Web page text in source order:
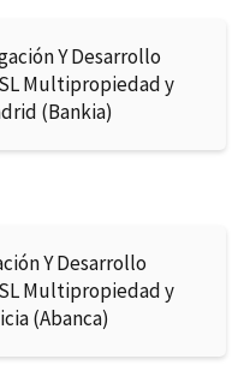
Y Desarrollo
Multipropiedad y
(Bankia)
Y Desarrollo
Multipropiedad y
(Abanca)